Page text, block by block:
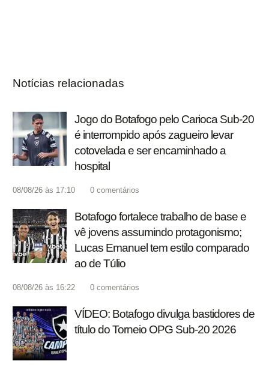
Notícias relacionadas
Jogo do Botafogo pelo Carioca Sub-20
é interrompido após zagueiro levar
cotovelada e ser encaminhado a
hospital
08/08/26 às 17:10 0 comentários
Botafogo fortalece trabalho de base e
vê jovens assumindo protagonismo;
Lucas Emanuel tem estilo comparado
ao de Túlio
08/08/26 às 16:22 0 comentários
VÍDEO: Botafogo divulga bastidores de
título do Torneio OPG Sub-20 2026